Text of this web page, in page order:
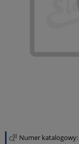
Numer katalogowy: